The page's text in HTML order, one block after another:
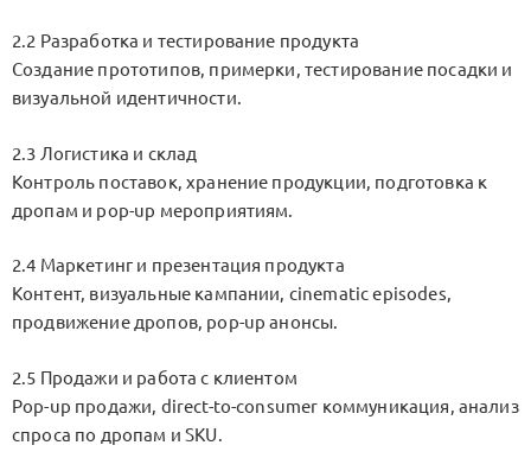
2.2 Разработка и тестирование продукта
Создание прототипов, примерки, тестирование посадки и
визуальной идентичности.
2.3 Логистика и склад
Контроль поставок, хранение продукции, подготовка к
дропам и pop-up мероприятиям.
2.4 Маркетинг и презентация продукта
Контент, визуальные кампании, cinematic episodes,
продвижение дропов, pop-up анонсы.
2.5 Продажи и работа с клиентом
Pop-up продажи, direct-to-consumer коммуникация, анализ
спроса по дропам и SKU.